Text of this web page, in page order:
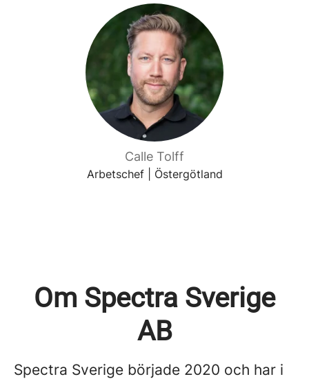
Calle Tolff
Arbetschef | Östergötland
Om Spectra Sverige
AB
Spectra Sverige började 2020 och har i